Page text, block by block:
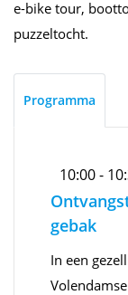
e-bike tour,
puzzeltocht.
Programma
10:00 -
gebak
In een